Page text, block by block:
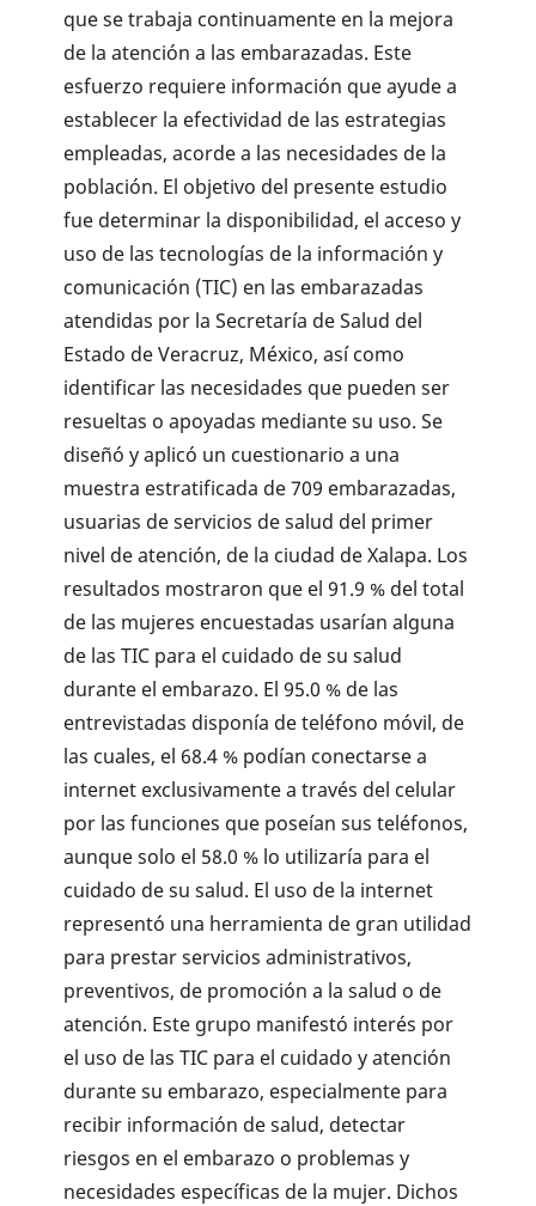
que se trabaja continuamente en la mejora
de la atención a las embarazadas. Este
esfuerzo requiere información que ayude a
establecer la efectividad de las estrategias
empleadas, acorde a las necesidades de la
población. El objetivo del presente estudio
fue determinar la disponibilidad, el acceso y
uso de las tecnologías de la información y
comunicación (TIC) en las embarazadas
atendidas por la Secretaría de Salud del
Estado de Veracruz, México, así como
identificar las necesidades que pueden ser
resueltas o apoyadas mediante su uso. Se
diseñó y aplicó un cuestionario a una
muestra estratificada de 709 embarazadas,
usuarias de servicios de salud del primer
nivel de atención, de la ciudad de Xalapa. Los
resultados mostraron que el 91.9 % del total
de las mujeres encuestadas usarían alguna
de las TIC para el cuidado de su salud
durante el embarazo. El 95.0 % de las
entrevistadas disponía de teléfono móvil, de
las cuales, el 68.4 % podían conectarse a
internet exclusivamente a través del celular
por las funciones que poseían sus teléfonos,
aunque solo el 58.0 % lo utilizaría para el
cuidado de su salud. El uso de la internet
representó una herramienta de gran utilidad
para prestar servicios administrativos,
preventivos, de promoción a la salud o de
atención. Este grupo manifestó interés por
el uso de las TIC para el cuidado y atención
durante su embarazo, especialmente para
recibir información de salud, detectar
riesgos en el embarazo o problemas y
necesidades específicas de la mujer. Dichos